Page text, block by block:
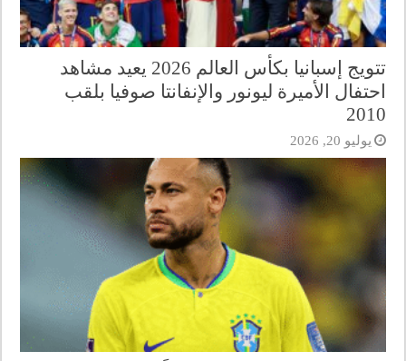
تتويج إسبانيا بكأس العالم 2026 يعيد مشاهد
احتفال الأميرة ليونور والإنفانتا صوفيا بلقب
2010
يوليو 20, 2026